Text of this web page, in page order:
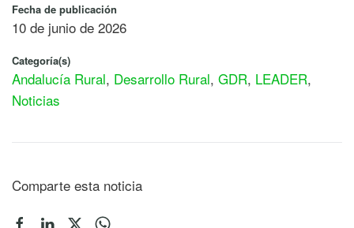
Fecha de publicación
10 de junio de 2026
Categoría(s)
Andalucía Rural, Desarrollo Rural, GDR, LEADER,
Noticias
Comparte esta noticia